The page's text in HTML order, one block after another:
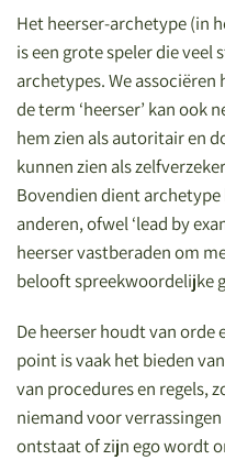
Het heerser-archetype (in
is een grote speler die veel
archetypes. We
de term ‘heerser’ kan ook
hem zien als autoritair en
kunnen zien als
Bovendien dient
anderen, ofwel ‘lead by
heerser vastberaden om
belooft spreekwoordelijke
De heerser houdt van
point is vaak het bieden
van procedures en regels,
niemand voor
ontstaat of zijn ego wordt